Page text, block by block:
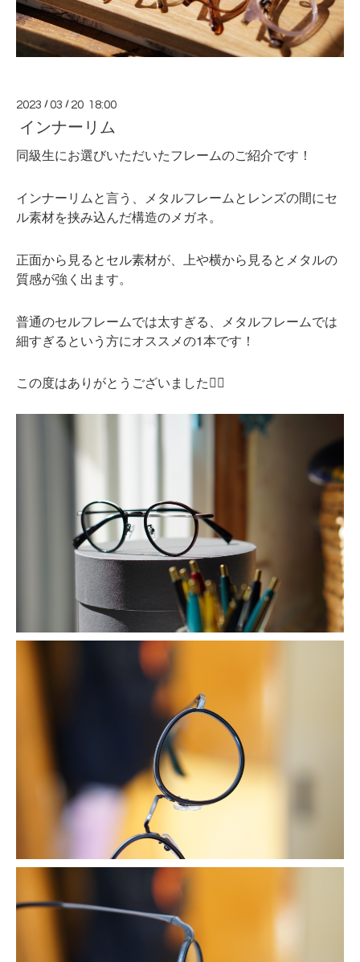
2023 /03 / 20 18:00
インナーリム
同級生にお選びいただいたフレームのご紹介です！
インナーリムと言う、メタルフレームとレンズの間にセ
ル素材を挟み込んだ構造のメガネ。
正面から見るとセル素材が、上や横から見るとメタルの
質感が強く出ます。
普通のセルフレームでは太すぎる、メタルフレームでは
細すぎるという方にオススメの1本です！
この度はありがとうございました 🙇‍♂️